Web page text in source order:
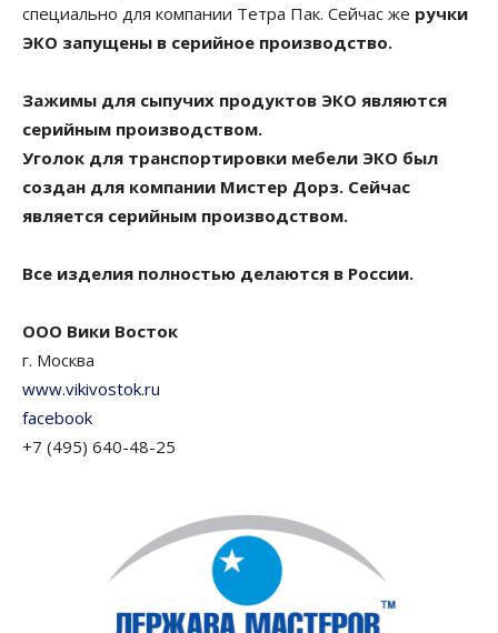
специально для компании Тетра Пак. Сейчас же ручки
ЭКО запущены в серийное производство.
Зажимы для сыпучих продуктов ЭКО являются
серийным производством.
Уголок для транспортировки мебели ЭКО был
создан для компании Мистер Дорз. Сейчас
является серийным производством.
Все изделия полностью делаются в России.
ООО Вики Восток
г. Москва
www.vikivostok.ru
facebook
+7 (495) 640-48-25